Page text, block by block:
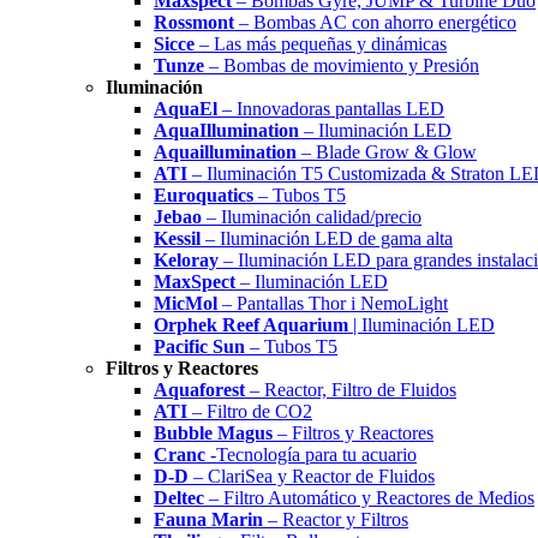
Rossmont – Bombas AC con ahorro energético
Sicce – Las más pequeñas y dinámicas
Tunze – Bombas de movimiento y Presión
Iluminación
AquaEl – Innovadoras pantallas LED
AquaIllumination – Iluminación LED
Aquaillumination – Blade Grow & Glow
ATI – Iluminación T5 Customizada & Straton
Euroquatics – Tubos T5
Jebao – Iluminación calidad/precio
Kessil – Iluminación LED de gama alta
Keloray – Iluminación LED para grandes
MaxSpect – Iluminación LED
MicMol – Pantallas Thor i NemoLight
Orphek Reef Aquarium | Iluminación LED
Pacific Sun – Tubos T5
Filtros y Reactores
Aquaforest – Reactor, Filtro de Fluidos
ATI – Filtro de CO2
Bubble Magus – Filtros y Reactores
Cranc -Tecnología para tu acuario
D-D – ClariSea y Reactor de Fluidos
Deltec – Filtro Automático y Reactores de Medios
Fauna Marin – Reactor y Filtros